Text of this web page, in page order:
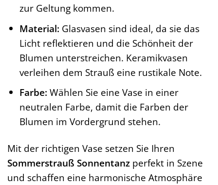
zur Geltung kommen.
Material: Glasvasen sind ideal, da sie das
Licht reflektieren und die Schönheit der
Blumen unterstreichen. Keramikvasen
verleihen dem Strauß eine rustikale Note.
Farbe: Wählen Sie eine Vase in einer
neutralen Farbe, damit die Farben der
Blumen im Vordergrund stehen.
Mit der richtigen Vase setzen Sie Ihren
Sommerstrauß Sonnentanz perfekt in Szene
und schaffen eine harmonische Atmosphäre